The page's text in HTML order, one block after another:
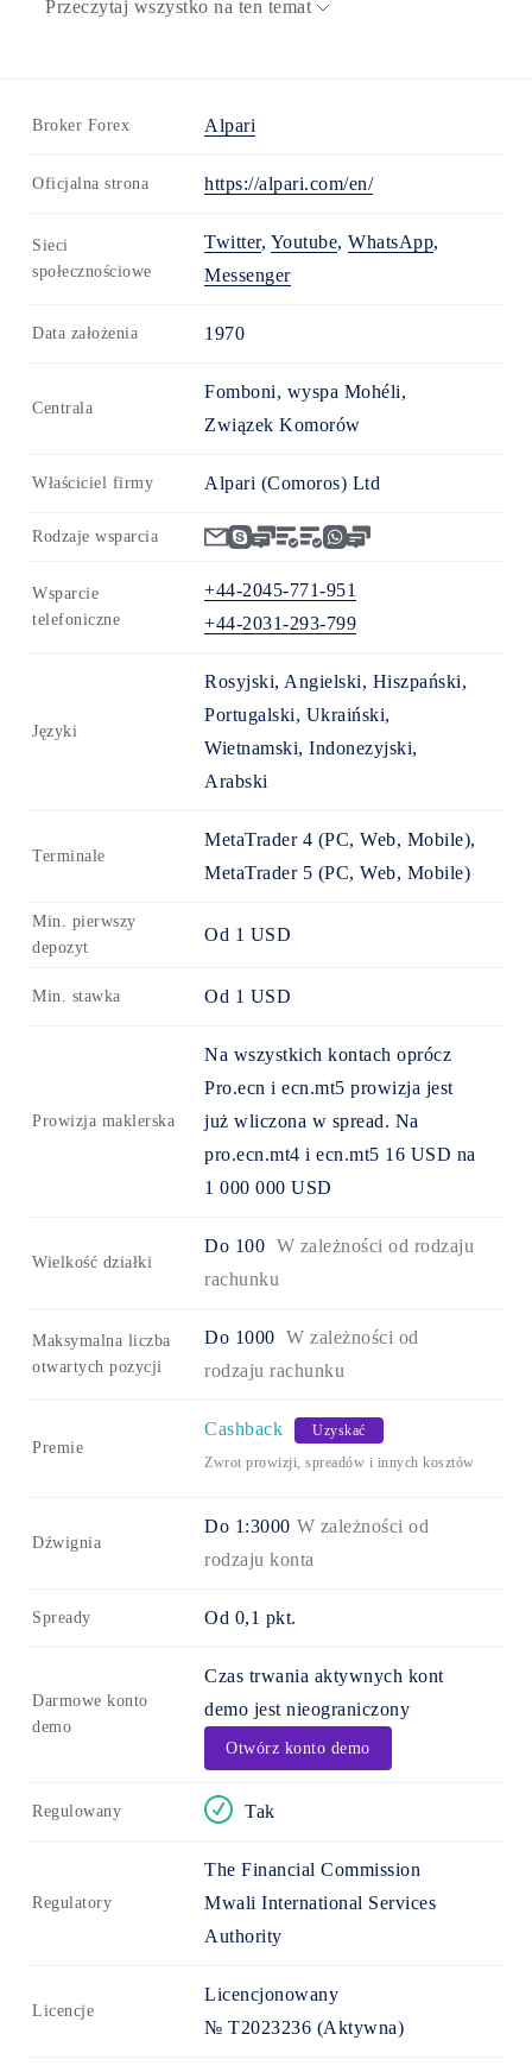
Przeczytaj wszystko na ten temat
Broker Forex Alpari
Oficjalna strona https://alpari.com/en/
Sieci
społecznościowe
Twitter, Youtube, WhatsApp,
Messenger
Data założenia 1970
Centrala
Fomboni, wyspa Mohéli,
Związek Komorów
Właściciel firmy Alpari (Comoros) Ltd
Rodzaje wsparcia
Wsparcie
telefoniczne
+44-2045-771-951
+44-2031-293-799
Języki
Rosyjski, Angielski, Hiszpański,
Portugalski, Ukraiński,
Wietnamski, Indonezyjski,
Arabski
Terminale
MetaTrader 4 (PC, Web, Mobile),
MetaTrader 5 (PC, Web, Mobile)
Min. pierwszy
depozyt
Od 1 USD
Min. stawka Od 1 USD
Prowizja maklerska
Na wszystkich kontach oprócz
Pro.ecn i ecn.mt5 prowizja jest
już wliczona w spread. Na
pro.ecn.mt4 i ecn.mt5 16 USD na
1 000 000 USD
Wielkość działki
Do 100 W zależności od rodzaju
rachunku
Maksymalna liczba
otwartych pozycji
Do 1000 W zależności od
rodzaju rachunku
Premie
Cashback
Uzyskać
Zwrot prowizji, spreadów i innych kosztów
Dźwignia
Do 1:3000 W zależności od
rodzaju konta
Spready Od 0,1 pkt.
Darmowe konto
demo
Czas trwania aktywnych kont
demo jest nieograniczony
Otwórz konto demo
Regulowany Tak
Regulatory
The Financial Commission
Mwali International Services
Authority
Licencje
Licencjonowany
№ T2023236 (Aktywna)